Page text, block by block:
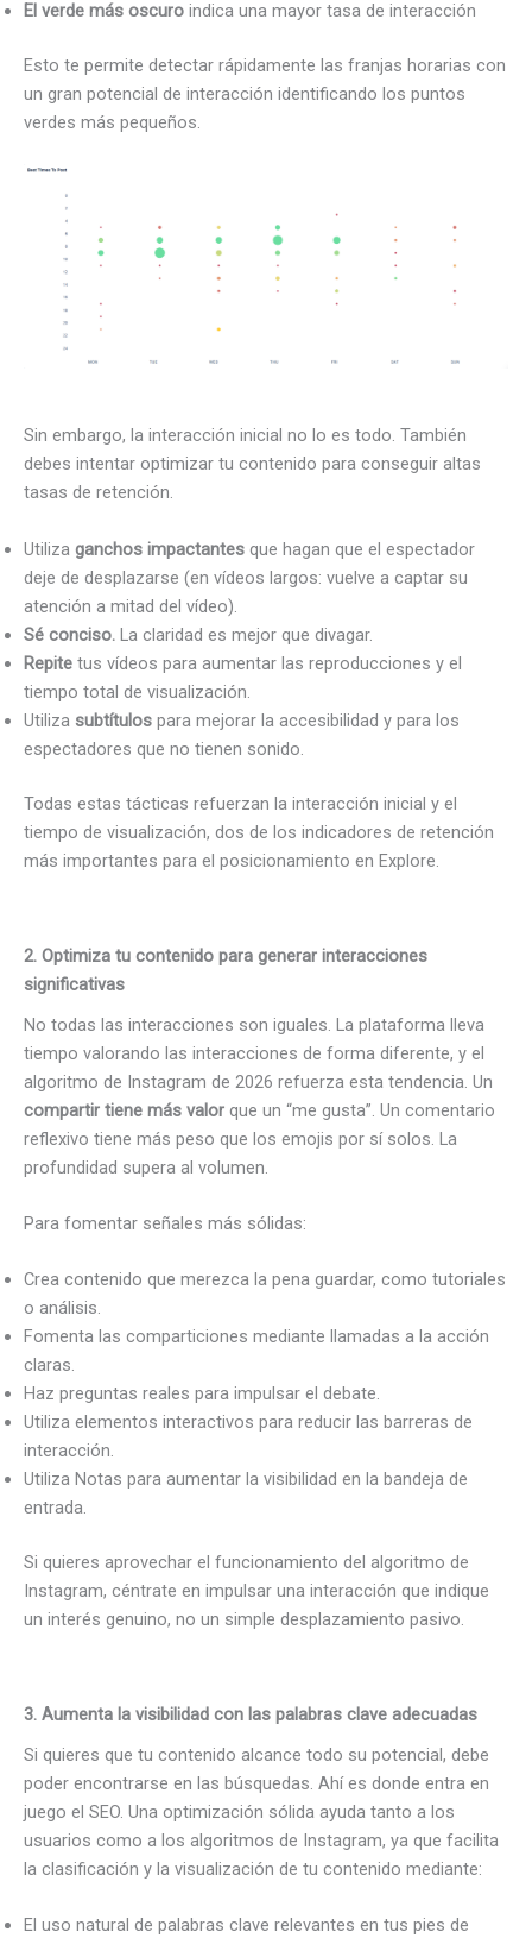
El verde más oscuro indica una mayor tasa de interacción
Esto te permite detectar rápidamente las franjas horarias con
un gran potencial de interacción identificando los puntos
verdes más pequeños.
Sin embargo, la interacción inicial no lo es todo. También
debes intentar optimizar tu contenido para conseguir altas
tasas de retención.
Utiliza ganchos impactantes que hagan que el espectador
deje de desplazarse (en vídeos largos: vuelve a captar su
atención a mitad del vídeo).
Sé conciso. La claridad es mejor que divagar.
Repite tus vídeos para aumentar las reproducciones y el
tiempo total de visualización.
Utiliza subtítulos para mejorar la accesibilidad y para los
espectadores que no tienen sonido.
Todas estas tácticas refuerzan la interacción inicial y el
tiempo de visualización, dos de los indicadores de retención
más importantes para el posicionamiento en Explore.
2. Optimiza tu contenido para generar interacciones
significativas
No todas las interacciones son iguales. La plataforma lleva
tiempo valorando las interacciones de forma diferente, y el
algoritmo de Instagram de 2026 refuerza esta tendencia. Un
compartir tiene más valor que un “me gusta”. Un comentario
reflexivo tiene más peso que los emojis por sí solos. La
profundidad supera al volumen.
Para fomentar señales más sólidas:
Crea contenido que merezca la pena guardar, como tutoriales
o análisis.
Fomenta las comparticiones mediante llamadas a la acción
claras.
Haz preguntas reales para impulsar el debate.
Utiliza elementos interactivos para reducir las barreras de
interacción.
Utiliza Notas para aumentar la visibilidad en la bandeja de
entrada.
Si quieres aprovechar el funcionamiento del algoritmo de
Instagram, céntrate en impulsar una interacción que indique
un interés genuino, no un simple desplazamiento pasivo.
3. Aumenta la visibilidad con las palabras clave adecuadas
Si quieres que tu contenido alcance todo su potencial, debe
poder encontrarse en las búsquedas. Ahí es donde entra en
juego el SEO. Una optimización sólida ayuda tanto a los
usuarios como a los algoritmos de Instagram, ya que facilita
la clasificación y la visualización de tu contenido mediante:
El uso natural de palabras clave relevantes en tus pies de